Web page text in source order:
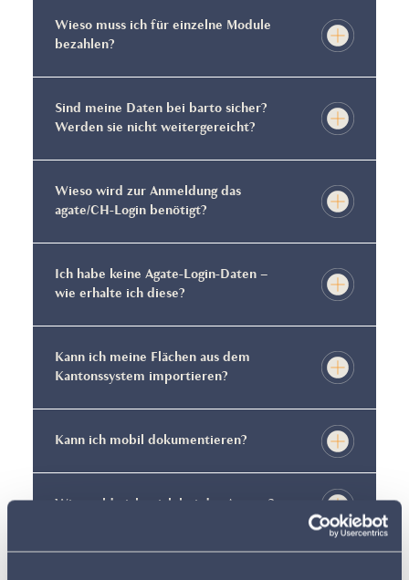
Wieso muss ich für einzelne Module
bezahlen?
Sind meine Daten bei barto sicher?
Werden sie nicht weitergereicht?
Wieso wird zur Anmeldung das
agate/CH-Login benötigt?
Ich habe keine Agate-Login-Daten –
wie erhalte ich diese?
Kann ich meine Flächen aus dem
Kantonssystem importieren?
Kann ich mobil dokumentieren?
Wie melde ich mich bei der App an?